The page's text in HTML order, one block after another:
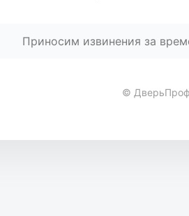
Приносим извинения за
© ДверьПроф